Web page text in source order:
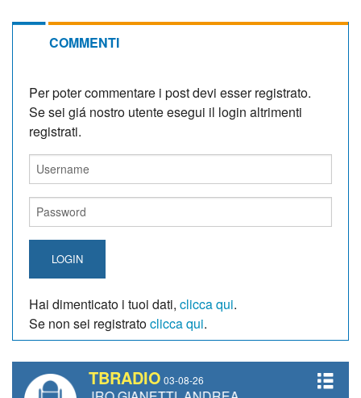
COMMENTI
Per poter commentare i post devi esser registrato.
Se sei giá nostro utente esegui il login altrimenti
registrati.
LOGIN
Hai dimenticato i tuoi dati, clicca qui.
Se non sei registratoclicca qui.
TBRADIO 03-08-26